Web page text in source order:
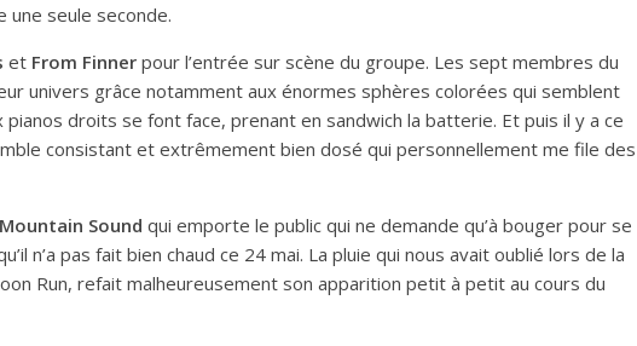
une seule seconde.
et From Finner pour l’entrée sur scène du groupe. Les sept membres du
univers grâce notamment aux énormes sphères colorées qui semblent
droits se font face, prenant en sandwich la batterie. Et puis il y a ce
consistant et extrêmement bien dosé qui personnellement me file des
Mountain Sound qui emporte le public qui ne demande qu’à bouger pour se
n’a pas fait bien chaud ce 24 mai. La pluie qui nous avait oublié lors de la
Run, refait malheureusement son apparition petit à petit au cours du